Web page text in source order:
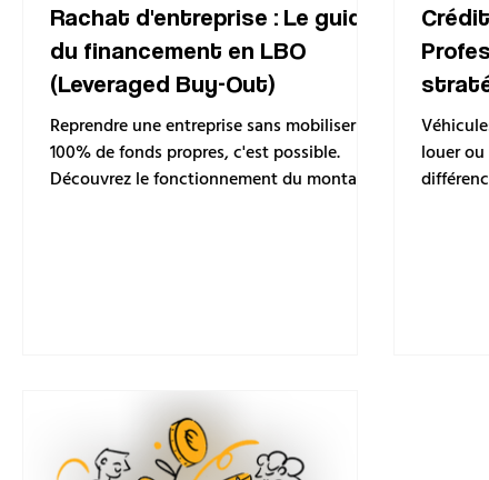
Rachat d'entreprise : Le guide
du financement en LBO
(Leveraged Buy-Out)
Reprendre une entreprise sans mobiliser
100% de fonds propres, c'est possible.
Découvrez le fonctionnement du montage
louer ou